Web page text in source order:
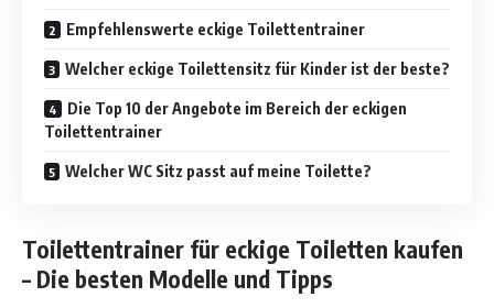
Empfehlenswerte eckige Toilettentrainer
Welcher eckige Toilettensitz für Kinder ist der beste?
Die Top 10 der Angebote im Bereich der eckigen
Toilettentrainer
Welcher WC Sitz passt auf meine Toilette?
Toilettentrainer für eckige Toiletten kaufen
– Die besten Modelle und Tipps